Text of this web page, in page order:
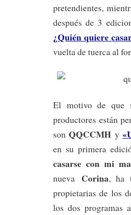
pretendientes,
después de 3
¿Quién quiere
vuelta de tuerca al
El motivo de que
productores están
sonQQCCMH y
en su primera
casarse con mi
nueva Corina, ha
propietarias de los
los dos programas